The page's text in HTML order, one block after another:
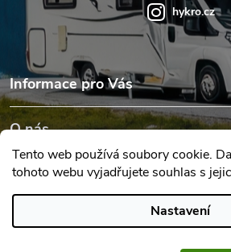
Tento web používá soubory cookie.
tohoto webu vyjadřujete souhlas s
Nastavení
Informace pro Vás
O nás
Hodnocení obchodu
hykro.cz
Copyright 2026Karavany Hykro. Všechna